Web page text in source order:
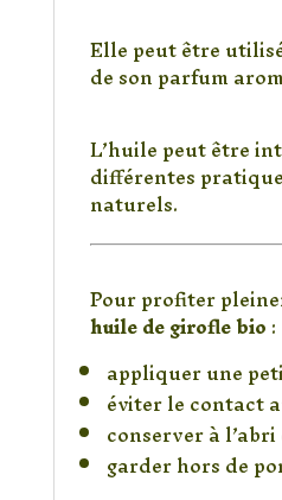
Elle peut être
de son parfum
L’huile peut être
différentes
naturels.
Conseils
Pour profiter
huile de girofle bio:
appliquer une
éviter le contact
conserver à
garder hors de